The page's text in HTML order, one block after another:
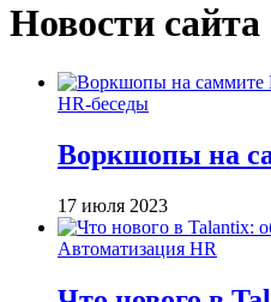
Новости сайта
HR-беседы
Воркшопы на
17 июля 2023
Автоматизация HR